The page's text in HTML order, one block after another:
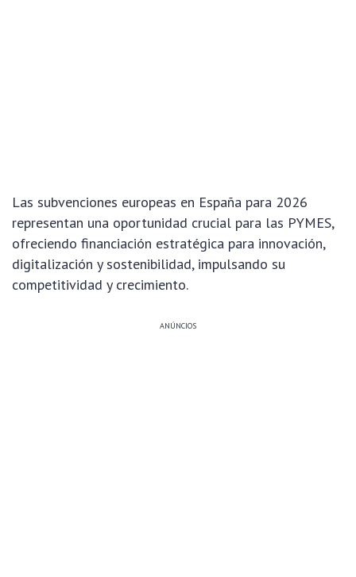
Las subvenciones europeas en España para 2026
representan una oportunidad crucial para las PYMES,
ofreciendo financiación estratégica para innovación,
digitalización y sostenibilidad, impulsando su
competitividad y crecimiento.
ANÚNCIOS